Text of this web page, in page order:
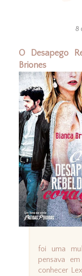
8
O Desapego
Briones
foi uma
pensava
conhecer